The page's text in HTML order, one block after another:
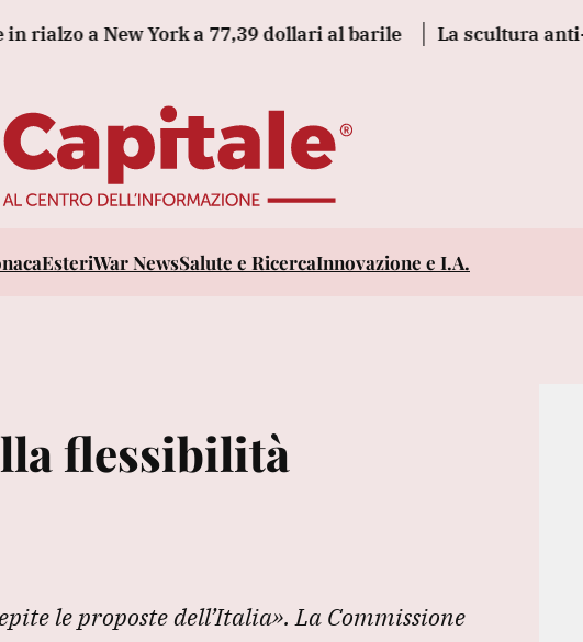
New York a 77,39 dollari al barile La scultura anti-
EsteriWar NewsSalute e RicercaInnovazione e I.A.
flessibilità
le proposte dell’Italia». La Commissione